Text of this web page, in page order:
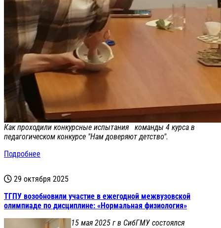
Как проходили конкурсные испытания команды 4 курса в
педагогическом конкурсе "Нам доверяют детство".
Подробнее
29 октября 2025
ТГПУ возобновили участие в ежегодной межвузовской
олимпиаде по дисциплине: «Нормальная физиология»
15 мая 2025 г в СибГМУ состоялся